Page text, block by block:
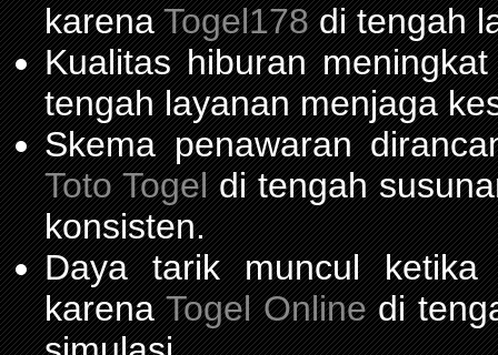
karenaTogel178di tengah
Kualitas hiburan
tengah layanan menjaga
Skema penawaran
Toto Togeldi tengah
konsisten.
Daya tarik muncul ketika
karenaTogel Onlinedi